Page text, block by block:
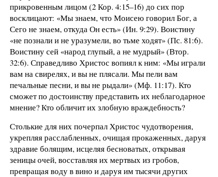
прикровенным лицом (2 Кор. 4:15–16) до сих пор
восклицают: «Мы знаем, что Моисею говорил Бог, а
Сего не знаем, откуда Он есть» (Ин. 9:29). Воистину
«не познали и не уразумели, во тьме ходят» (Пс. 81:6).
Воистину сей «народ глупый, а не мудрый» (Втор.
32:6). Справедливо Христос вопиял к ним: «Мы играли
вам на свирелях, и вы не плясали. Мы пели вам
печальные песни, и вы не рыдали» (Мф. 11:17). Кто
сможет по достоинству представить их неблагодарное
мнение? Кто обличит их злобную враждебность?
Столькие для них почерпал Христос чудотворения,
укрепляя расслабленных, очищая прокаженных, даруя
здравие болящим, исцеляя бесноватых, открывая
зеницы очей, восставляя их мертвых из гробов,
превращая воду в вино и даруя им тысячи других